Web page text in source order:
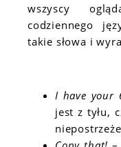
wszyscy
codziennego
takie słowa i
I have
jest z tyłu,